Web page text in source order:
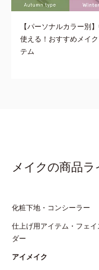
【パーソナルカラー別
使える！おすすめメイ
テム
メイクの商品
化粧下地・コンシーラー
仕上げ用アイテム・フェイ
ダー
アイメイク